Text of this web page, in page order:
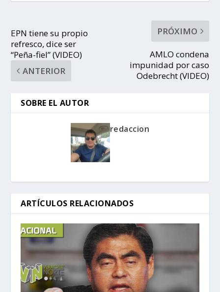
EPN tiene su propio
refresco, dice ser
“Peña-fiel” (VIDEO)
ANTERIOR
PRÓXIMO
AMLO condena
impunidad por caso
Odebrecht (VIDEO)
SOBRE EL AUTOR
redaccion
ARTÍCULOS RELACIONADOS